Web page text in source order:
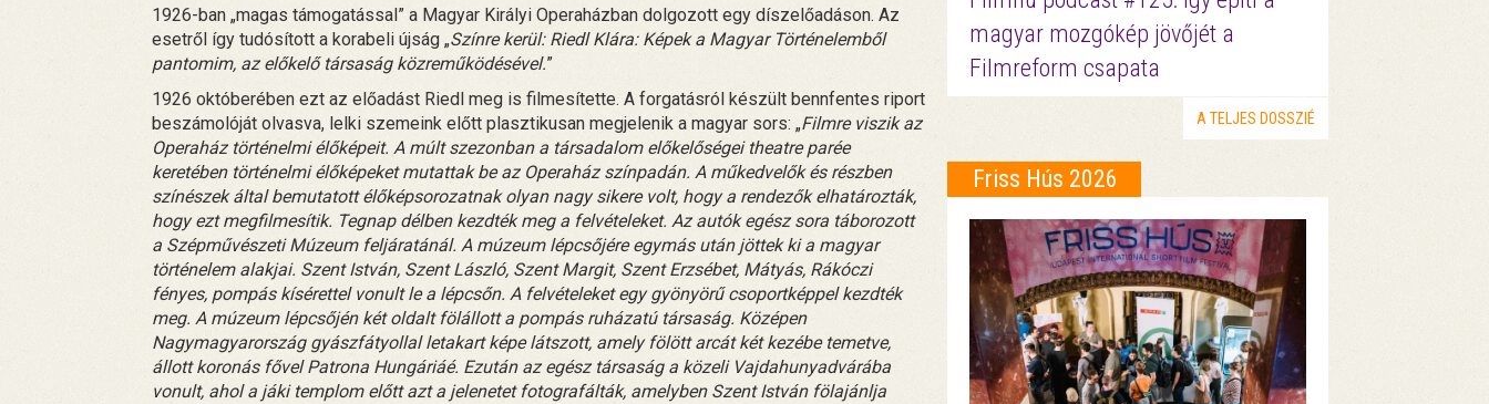
1926-ban „magas támogatással” a Magyar Királyi Operaházban dolgozott egy díszelőadáson. Az
esetről így tudósított a korabeli újság „Színre kerül: Riedl Klára: Képek a Magyar Történelemből
pantomim, az előkelő társaság közreműködésével.”
1926 októberében ezt az előadást Riedl meg is filmesítette. A forgatásról készült bennfentes riport
beszámolóját olvasva, lelki szemeink előtt plasztikusan megjelenik a magyar sors: „Filmre viszik az
Operaház történelmi élőképeit. A múlt szezonban a társadalom előkelőségei theatre parée
keretében történelmi élőképeket mutattak be az Operaház színpadán. A műkedvelők és részben
színészek által bemutatott élőképsorozatnak olyan nagy sikere volt, hogy a rendezők elhatározták,
hogy ezt megfilmesítik. Tegnap délben kezdték meg a felvételeket. Az autók egész sora táborozott
a Szépművészeti Múzeum feljáratánál. A múzeum lépcsőjére egymás után jöttek ki a magyar
történelem alakjai. Szent István, Szent László, Szent Margit, Szent Erzsébet, Mátyás, Rákóczi
fényes, pompás kísérettel vonult le a lépcsőn. A felvételeket egy gyönyörű csoportképpel kezdték
meg. A múzeum lépcsőjén két oldalt fölállott a pompás ruházatú társaság. Középen
Nagymagyarország gyászfátyollal letakart képe látszott, amely fölött arcát két kezébe temetve,
állott koronás fővel Patrona Hungáriáé. Ezután az egész társaság a közeli Vajdahunyadvárába
vonult, ahol a jáki templom előtt azt a jelenetet fotografálták, amelyben Szent István fölajánlja
magyar mozgókép jövőjét a
Filmreform csapata
A TELJES DOSSZIÉ
Friss Hús 2026